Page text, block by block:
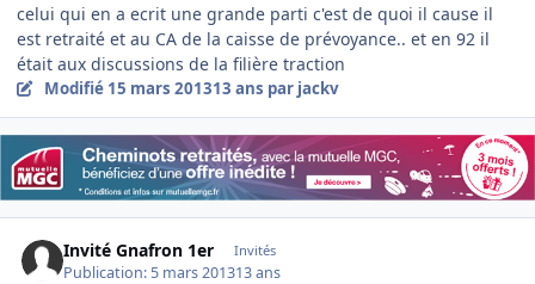
celui qui en a ecrit une grande parti c'est de quoi il cause il
est retraité et au CA de la caisse de prévoyance.. et en 92 il
était aux discussions de la filière traction
Modifié 15 mars 201313 ans par jackv
Invité Gnafron 1er Invités
Publication: 5 mars 201313 ans